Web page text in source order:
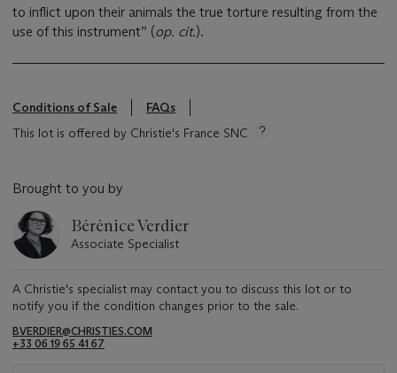
to inflict upon their animals the true torture resulting from the
use of this instrument” (op. cit.).
Conditions of Sale
FAQs
This lot is offered by Christie's France SNC
Brought to you by
Bérénice Verdier
Associate Specialist
A Christie's specialist may contact you to discuss this lot or to
notify you if the condition changes prior to the sale.
BVERDIER@CHRISTIES.COM
+33 06 19 65 41 67